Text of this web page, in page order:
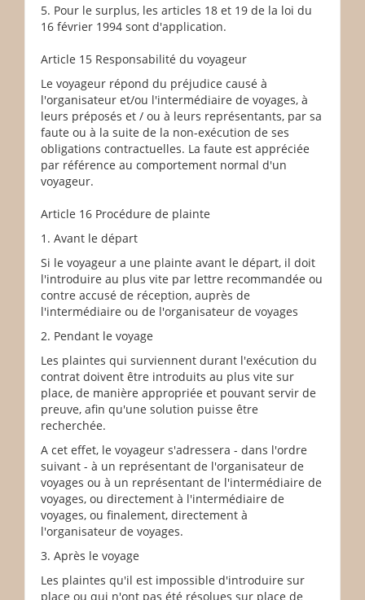
5. Pour le surplus, les articles 18 et 19 de la loi du
16 février 1994 sont d'application.
Article 15 Responsabilité du voyageur
Le voyageur répond du préjudice causé à
l'organisateur et/ou l'intermédiaire de voyages, à
leurs préposés et / ou à leurs représentants, par sa
faute ou à la suite de la non-exécution de ses
obligations contractuelles. La faute est appréciée
par référence au comportement normal d'un
voyageur.
Article 16 Procédure de plainte
1. Avant le départ
Si le voyageur a une plainte avant le départ, il doit
l'introduire au plus vite par lettre recommandée ou
contre accusé de réception, auprès de
l'intermédiaire ou de l'organisateur de voyages
2. Pendant le voyage
Les plaintes qui surviennent durant l'exécution du
contrat doivent être introduits au plus vite sur
place, de manière appropriée et pouvant servir de
preuve, afin qu'une solution puisse être
recherchée.
A cet effet, le voyageur s'adressera - dans l'ordre
suivant - à un représentant de l'organisateur de
voyages ou à un représentant de l'intermédiaire de
voyages, ou directement à l'intermédiaire de
voyages, ou finalement, directement à
l'organisateur de voyages.
3. Après le voyage
Les plaintes qu'il est impossible d'introduire sur
place ou qui n'ont pas été résolues sur place de